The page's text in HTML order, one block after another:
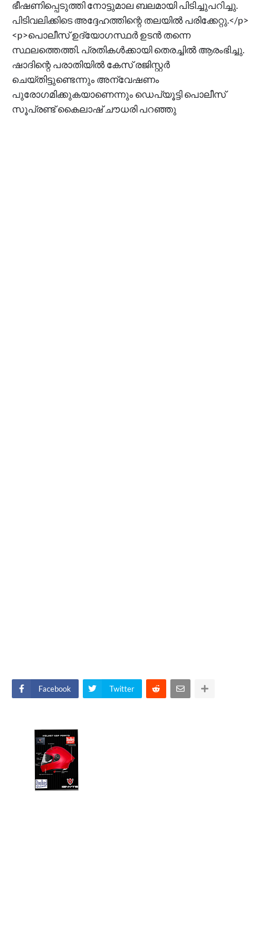
ഭീഷണിപ്പെടുത്തി നോട്ടുമാല ബലമായി പിടിച്ചുപറിച്ചു.
പിടിവലിക്കിടെ അദ്ദേഹത്തിന്റെ തലയിൽ പരിക്കേറ്റു.</p>
<p>പൊലീസ് ഉദ്യോഗസ്ഥർ ഉടൻ തന്നെ
സ്ഥലത്തെത്തി. പ്രതികൾക്കായി തെരച്ചിൽ ആരംഭിച്ചു.
ഷാദിന്റെ പരാതിയിൽ കേസ് രജിസ്റ്റർ
ചെയ്തിട്ടുണ്ടെന്നും അന്വേഷണം
പുരോഗമിക്കുകയാണെന്നും ഡെപ്യൂട്ടി പൊലീസ്
സൂപ്രണ്ട് കൈലാഷ് ചൗധരി പറഞ്ഞു
Facebook Twitter